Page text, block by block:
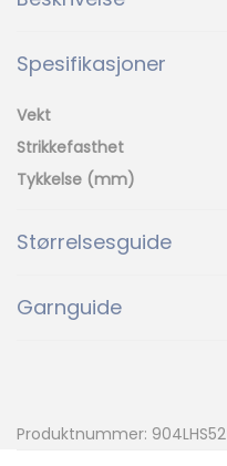
Spesifikasjoner
Vekt
Strikkefasthet
Tykkelse (mm)
Størrelsesguide
Garnguide
Produktnummer: 904LHS52